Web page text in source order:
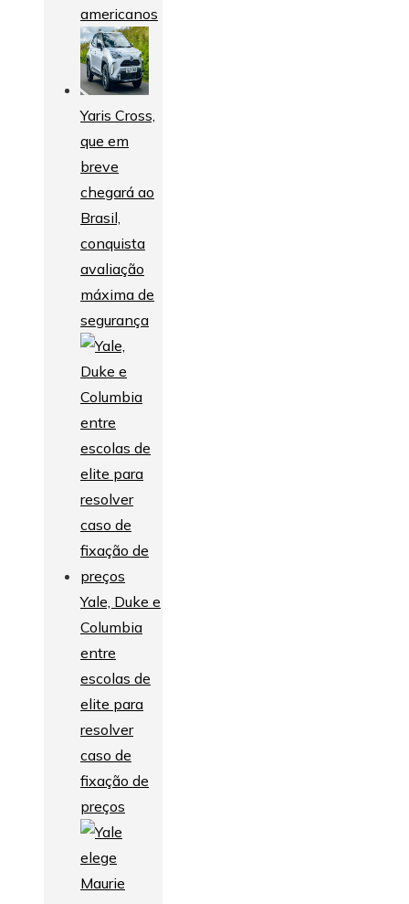
americanos
Yaris Cross,
que em
breve
chegará ao
Brasil,
conquista
avaliação
máxima de
segurança
Yale, Duke e
Columbia
entre
escolas de
elite para
resolver
caso de
fixação de
preços